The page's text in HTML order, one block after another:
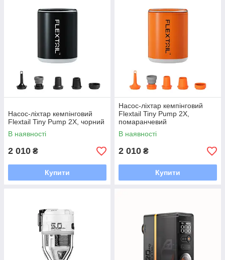
Насос-ліхтар кемпінговий
Flextail Tiny Pump 2X, чорний
В наявності
2 010 ₴
Купити
Насос-ліхтар кемпінговий
Flextail Tiny Pump 2X,
помаранчевий
В наявності
2 010 ₴
Купити